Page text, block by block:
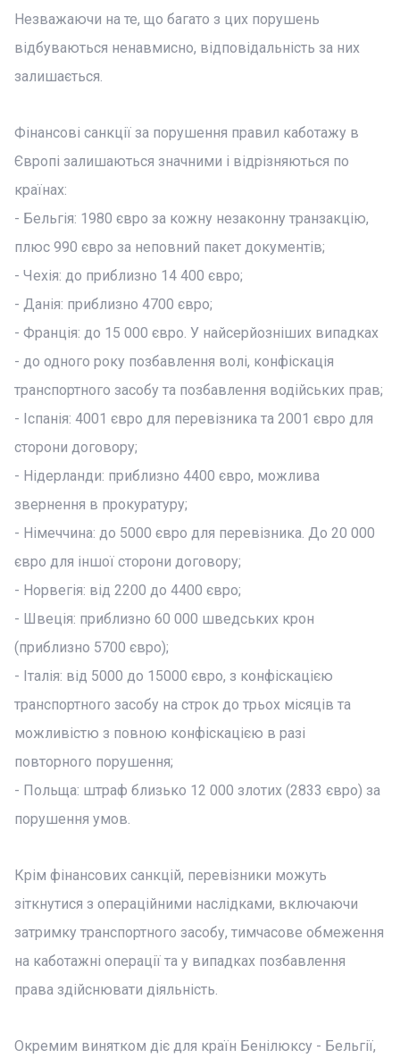
Незважаючи на те, що багато з цих порушень
відбуваються ненавмисно, відповідальність за них
залишається.
Фінансові санкції за порушення правил каботажу в
Європі залишаються значними і відрізняються по
країнах:
- Бельгія: 1980 євро за кожну незаконну транзакцію,
плюс 990 євро за неповний пакет документів;
- Чехія: до приблизно 14 400 євро;
- Данія: приблизно 4700 євро;
- Франція: до 15 000 євро. У найсерйозніших випадках
- до одного року позбавлення волі, конфіскація
транспортного засобу та позбавлення водійських прав;
- Іспанія: 4001 євро для перевізника та 2001 євро для
сторони договору;
- Нідерланди: приблизно 4400 євро, можлива
звернення в прокуратуру;
- Німеччина: до 5000 євро для перевізника. До 20 000
євро для іншої сторони договору;
- Норвегія: від 2200 до 4400 євро;
- Швеція: приблизно 60 000 шведських крон
(приблизно 5700 євро);
- Італія: від 5000 до 15000 євро, з конфіскацією
транспортного засобу на строк до трьох місяців та
можливістю з повною конфіскацією в разі
повторного порушення;
- Польща: штраф близько 12 000 злотих (2833 євро) за
порушення умов.
Крім фінансових санкцій, перевізники можуть
зіткнутися з операційними наслідками, включаючи
затримку транспортного засобу, тимчасове обмеження
на каботажні операції та у випадках позбавлення
права здійснювати діяльність.
Окремим винятком діє для країн Бенілюксу - Бельгії,